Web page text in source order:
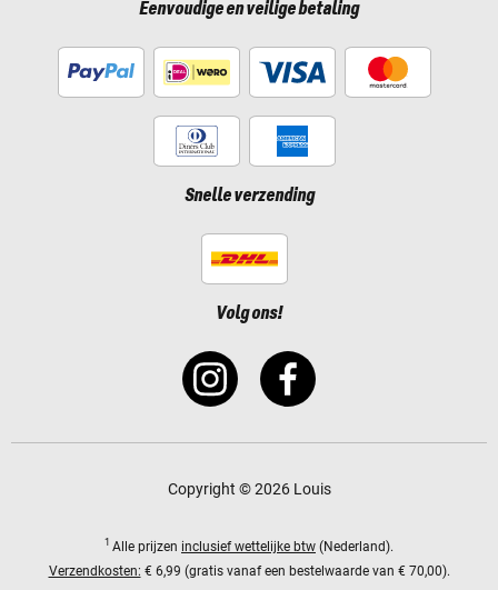
Eenvoudige en veilige betaling
Snelle verzending
Volg ons!
Copyright © 2026 Louis
1 Alle prijzen inclusief wettelijke btw (Nederland).
Verzendkosten: € 6,99 (gratis vanaf een bestelwaarde van € 70,00).